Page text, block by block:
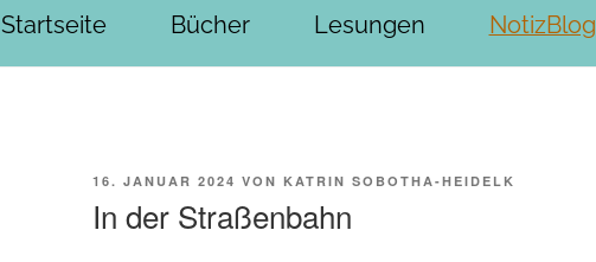
Startseite Bücher Lesungen NotizBlog
VERÖFFENTLICHT
16. JANUAR 2024 VON KATRIN SOBOTHA-HEIDELK
In der Straßenbahn